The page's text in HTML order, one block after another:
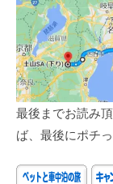
最後までお読み
ば、最後にポチ